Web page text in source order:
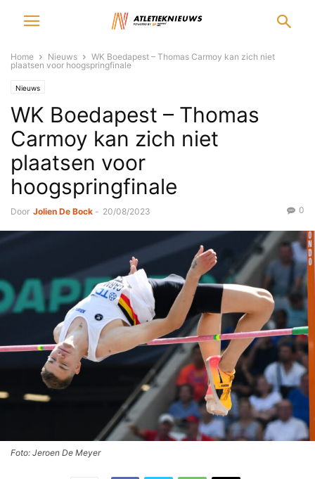
Home Nieuws
WK Boedapest – Thomas Carmoy kan zich niet
plaatsen voor hoogspringfinale
Nieuws
WK Boedapest – Thomas
Carmoy kan zich niet
plaatsen voor
hoogspringfinale
Door Jolien De Bock - 20/08/2023 0
Foto: Jeroen De Meyer